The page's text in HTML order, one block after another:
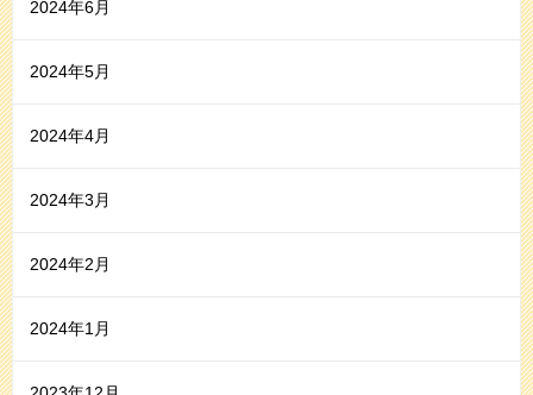
2024年6月
2024年5月
2024年4月
2024年3月
2024年2月
2024年1月